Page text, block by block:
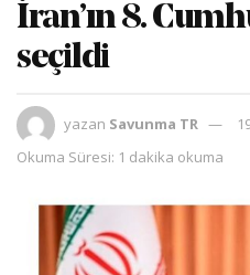
İran’ın 8.
seçildi
yazan Savunma TR
Okuma Süresi: 1 dakika okuma